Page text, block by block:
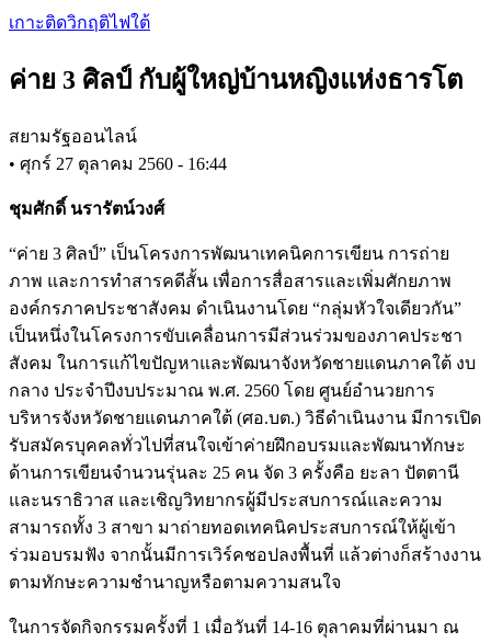
Skip
content
เกาะติดวิกฤติไฟใต้
ค่าย 3 ศิลป์ กับผู้ใหญ่บ้านหญิงแห่งธารโต
สยามรัฐออนไลน์
• ศุกร์ 27 ตุลาคม 2560 - 16:44
ชุมศักดิ์ นรารัตน์วงศ์
“ค่าย 3 ศิลป์” เป็นโครงการพัฒนาเทคนิคการเขียน การถ่าย
ภาพ และการทำสารคดีสั้น เพื่อการสื่อสารและเพิ่มศักยภาพ
องค์กรภาคประชาสังคม ดำเนินงานโดย “กลุ่มหัวใจเดียวกัน”
เป็นหนึ่งในโครงการขับเคลื่อนการมีส่วนร่วมของภาคประชา
สังคม ในการแก้ไขปัญหาและพัฒนาจังหวัดชายแดนภาคใต้ งบ
กลาง ประจำปีงบประมาณ พ.ศ. 2560 โดย ศูนย์อำนวยการ
บริหารจังหวัดชายแดนภาคใต้ (ศอ.บต.) วิธีดำเนินงาน มีการเปิด
รับสมัครบุคคลทั่วไปที่สนใจเข้าค่ายฝึกอบรมและพัฒนาทักษะ
ด้านการเขียนจำนวนรุ่นละ 25 คน จัด 3 ครั้งคือ ยะลา ปัตตานี
และนราธิวาส และเชิญวิทยากรผู้มีประสบการณ์และความ
สามารถทั้ง 3 สาขา มาถ่ายทอดเทคนิคประสบการณ์ให้ผู้เข้า
ร่วมอบรมฟัง จากนั้นมีการเวิร์คชอปลงพื้นที่ แล้วต่างก็สร้างงาน
ตามทักษะความชำนาญหรือตามความสนใจ
ในการจัดกิจกรรมครั้งที่ 1 เมื่อวันที่ 14-16 ตุลาคมที่ผ่านมา ณ